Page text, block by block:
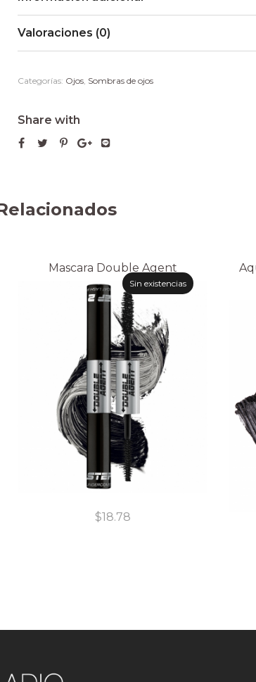
Valoraciones (0)
Categorías: Ojos, Sombras de ojos
Share with
Mascara Double Agent
Sin existencias
$18.78